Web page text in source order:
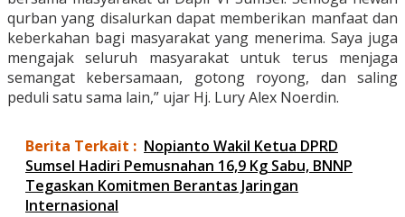
qurban yang disalurkan dapat memberikan manfaat dan
keberkahan bagi masyarakat yang menerima. Saya juga
mengajak seluruh masyarakat untuk terus menjaga
semangat kebersamaan, gotong royong, dan saling
peduli satu sama lain,” ujar Hj. Lury Alex Noerdin.
Berita Terkait : Nopianto Wakil Ketua DPRD
Sumsel Hadiri Pemusnahan 16,9 Kg Sabu, BNNP
Tegaskan Komitmen Berantas Jaringan
Internasional